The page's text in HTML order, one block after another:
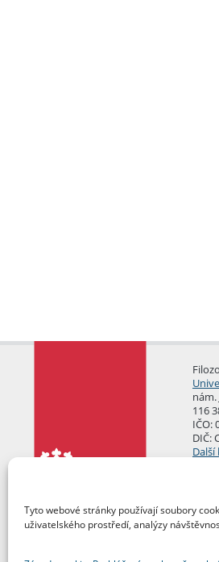
Tyto webové stránky používají soubory
uživatelského prostředí, analýzy
nám.
116
IČO:
DIČ: